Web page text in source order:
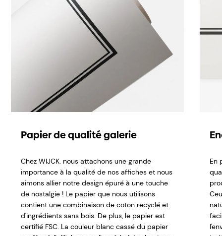
Papier de qualité galerie
Chez WIJCK. nous attachons une grande
importance à la qualité de nos affiches et nous
aimons allier notre design épuré à une touche
de nostalgie ! Le papier que nous utilisons
contient une combinaison de coton recyclé et
d'ingrédients sans bois. De plus, le papier est
certifié FSC. La couleur blanc cassé du papier
En